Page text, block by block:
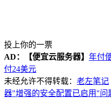
投上你的一票
AD：
【便宜云服务器】 年付
付24美元
未经允许不得转载： 老左笔记
器"增强的安全配置已启用"问